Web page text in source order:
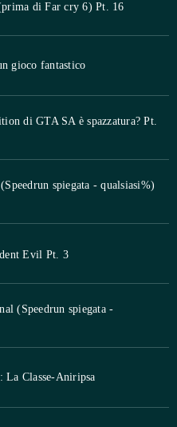
di Far cry 6) Pt. 16
gioco fantastico
di GTA SA è spazzatura? Pt.
spiegata - qualsiasi%)
Evil Pt. 3
(Speedrun spiegata -
La Classe-Aniripsa